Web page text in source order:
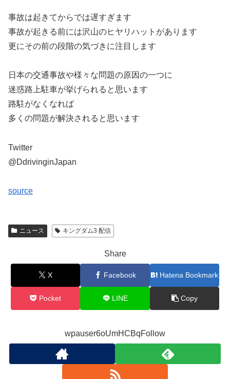
事故は起きてからでは遅すぎます
事故が起きる前には沢山のヒヤリハットがあります
更にその前の段階の気づきに注目します
日本の交通事故や様々な問題の原因の一つに
迷惑路上駐車が挙げられると思います
路駐がなくなれば
多くの問題が解決されると思います
Twitter
@DdrivinginJapan
source
ニュース キングダム3 配信
Share
X Facebook Hatena Bookmark
Pocket LINE Copy
wpauser6oUmHCBqFollow